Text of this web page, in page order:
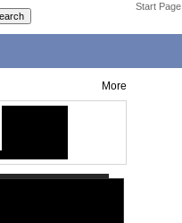
Start Page
More